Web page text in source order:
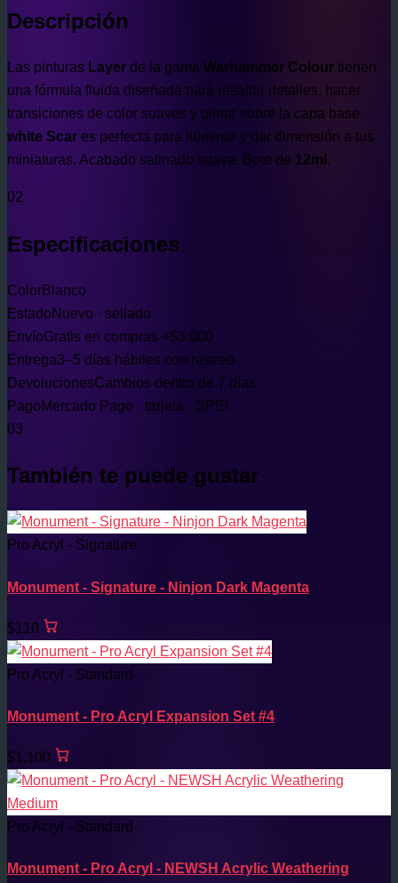
Descripción
Las pinturas Layer de la gama Warhammer Colour tienen
una fórmula fluida diseñada para resaltar detalles, hacer
transiciones de color suaves y pintar sobre la capa base.
white Scar es perfecta para iluminar y dar dimensión a tus
miniaturas. Acabado satinado suave. Bote de 12ml .
02
Especificaciones
ColorBlanco
EstadoNuevo · sellado
EnvíoGratis en compras +$3,000
Entrega3–5 días hábiles con rastreo
DevolucionesCambios dentro de 7 días
PagoMercado Pago · tarjeta · SPEI
03
También te puede gustar
Pro Acryl - Signature
Monument - Signature - Ninjon Dark Magenta
$110
Pro Acryl - Standard
Monument - Pro Acryl Expansion Set #4
$1,100
Pro Acryl - Standard
Monument - Pro Acryl - NEWSH Acrylic Weathering